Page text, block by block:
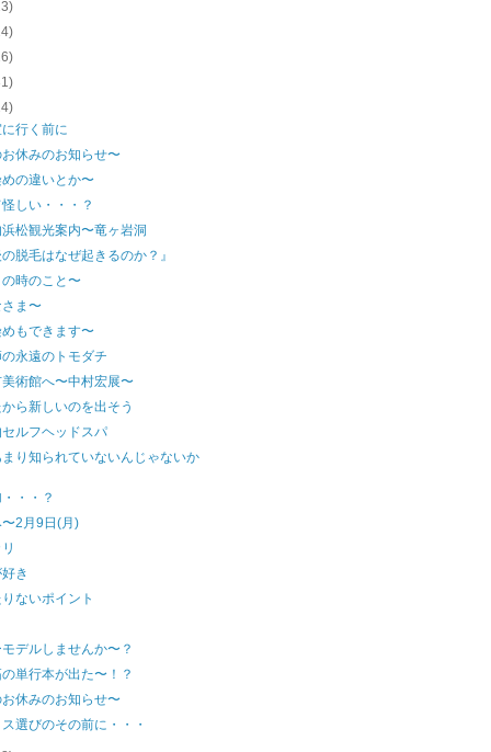
行く前に
休みのお知らせ〜
の違いとか〜
しい・・・？
松観光案内〜竜ヶ岩洞
脱毛はなぜ起きるのか？』
時のこと〜
ま〜
もできます〜
永遠のトモダチ
術館へ〜中村宏展〜
ら新しいのを出そう
ルフヘッドスパ
り知られていないんじゃないか
・・？
2月9日(月)
き
ないポイント
デルしませんか〜？
単行本が出た〜！？
休みのお知らせ〜
選びのその前に・・・